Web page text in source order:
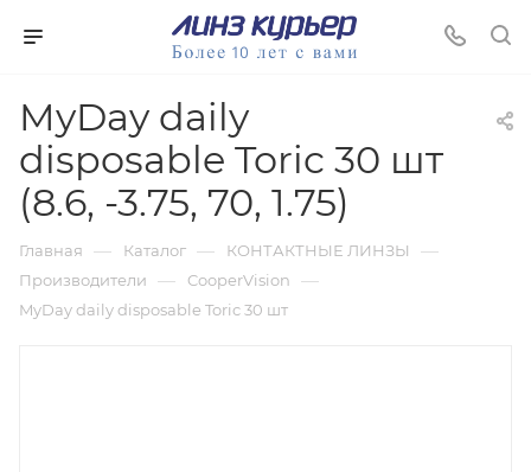
MyDay daily
disposable Toric 30 шт
(8.6, -3.75, 70, 1.75)
Главная — Каталог — КОНТАКТНЫЕ ЛИНЗЫ —
Производители — CooperVision —
MyDay daily disposable Toric 30 шт